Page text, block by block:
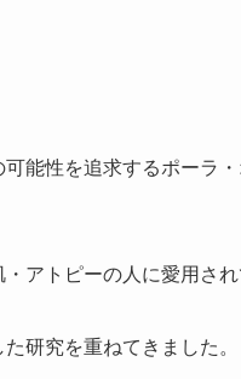
能性を追求するポーラ
アトピーの人に愛用され
研究を重ねてきました。